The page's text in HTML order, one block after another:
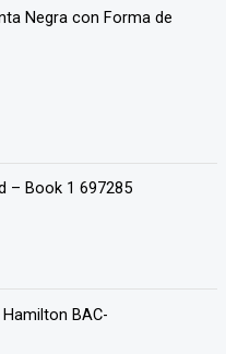
Negra con Forma de
– Book 1 697285
BAC-